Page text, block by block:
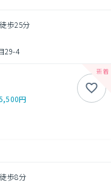
歩25分
29-4
円
歩8分